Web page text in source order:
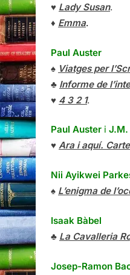
♥ Lady Susan.
♦ Emma.
Paul Auster
♠ Viatges per
♣ Informe de
♥ 4 3 2 1.
Paul Auster i J.M.
♥ Ara i aquí.
Nii Ayikwei
♠ L’enigma de
Isaak Bàbel
♣ La Cavalleria
Josep-Ramon